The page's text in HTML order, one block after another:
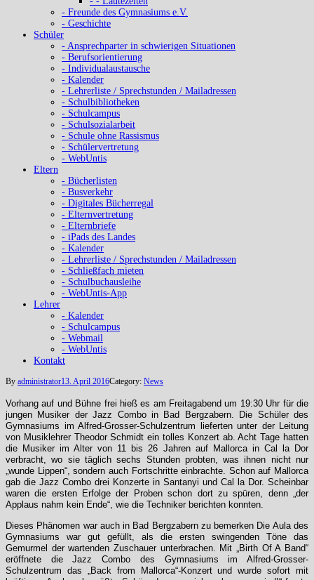
- Freunde des Gymnasiums e.V.
- Geschichte
Schüler
- Ansprechparter in schwierigen Situationen
- Berufsorientierung
- Individualaustausche
- Kalender
- Lehrerliste / Sprechstunden / Mailadressen
- Schulbibliotheken
- Schulcampus
- Schulsozialarbeit
- Schule ohne Rassismus
- Schülervertretung
- WebUntis
Eltern
- Bücherlisten
- Busverkehr
- Digitales Bücherregal
- Elternvertretung
- Elternbriefe
- iPads des Landes
- Kalender
- Lehrerliste / Sprechstunden / Mailadressen
- Schließfach mieten
- Schulbuchausleihe
- WebUntis-App
Lehrer
- Kalender
- Schulcampus
- Webmail
- WebUntis
Kontakt
By administrator13. April 2016Category: News
Vorhang auf und Bühne frei hieß es am Freitagabend um 19:30 Uhr für die
jungen Musiker der Jazz Combo in Bad Bergzabern. Die Schüler des
Gymnasiums im Alfred-Grosser-Schulzentrum lieferten unter der Leitung
von Musiklehrer Theodor Schmidt ein tolles Konzert ab. Acht Tage hatten
die Musiker im Alter von 11 bis 26 Jahren auf Mallorca in Cal la Dor
verbracht, wo sie täglich sechs Stunden probten, was ihnen nicht nur
„wunde Lippen“, sondern auch Fortschritte einbrachte. Schon auf Mallorca
gab die Jazz Combo drei Konzerte in Santanyi und Cal la Dor. Scheinbar
waren die ersten Erfolge der Proben schon dort zu spüren, denn „der
Applaus nahm kein Ende“, wie die Techniker berichten konnten.
Dieses Phänomen war auch in Bad Bergzabern zu bemerken Die Aula des
Gymnasiums war gut gefüllt, als die ersten swingenden Töne das
Gemurmel der wartenden Zuschauer unterbrachen. Mit „Birth Of A Band“
eröffnete die Jazz Combo des Gymnasiums im Alfred-Grosser-
Schulzentrum das „Back from Mallorca“-Konzert und wurde sofort mit